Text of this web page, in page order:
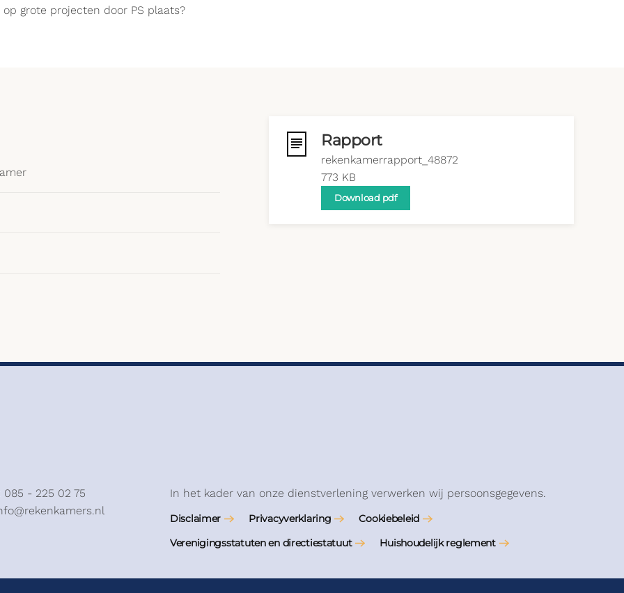
grote projecten door PS plaats?
Rapport
rekenkamerrapport_48872
773 KB
Download pdf
085 - 225 02 75
In het kader van onze dienstverlening verwerken wij persoonsgegevens.
Disclaimer Privacyverklaring
Cookiebeleid
Verenigingsstatuten en directiestatuut
Huishoudelijk reglement